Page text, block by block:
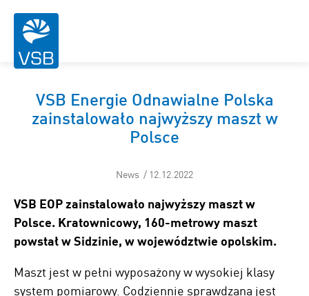
VSB Energie Odnawialne Polska
zainstalowało najwyższy maszt w
Polsce
News / 12.12.2022
VSB EOP zainstalowało najwyższy maszt w
Polsce. Kratownicowy, 160-metrowy maszt
powstał w Sidzinie, w województwie opolskim.
Maszt jest w pełni wyposażony w wysokiej klasy
system pomiarowy. Codziennie sprawdzana jest